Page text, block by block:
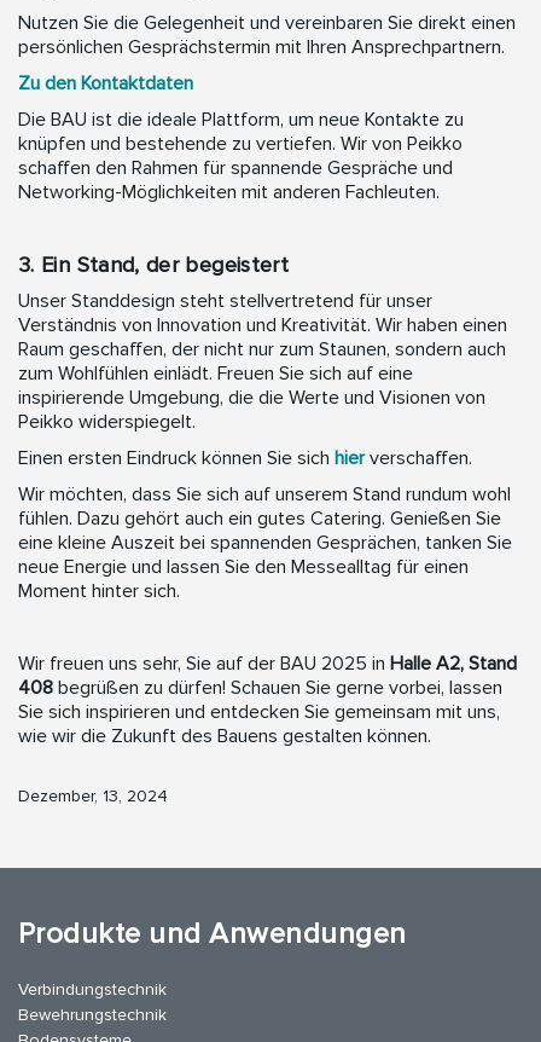
Nutzen Sie die Gelegenheit und vereinbaren Sie direkt einen
persönlichen Gesprächstermin mit Ihren Ansprechpartnern.
Zu den Kontaktdaten
Die BAU ist die ideale Plattform, um neue Kontakte zu
knüpfen und bestehende zu vertiefen. Wir von Peikko
schaffen den Rahmen für spannende Gespräche und
Networking-Möglichkeiten mit anderen Fachleuten.
3. Ein Stand, der begeistert
Unser Standdesign steht stellvertretend für unser
Verständnis von Innovation und Kreativität. Wir haben einen
Raum geschaffen, der nicht nur zum Staunen, sondern auch
zum Wohlfühlen einlädt. Freuen Sie sich auf eine
inspirierende Umgebung, die die Werte und Visionen von
Peikko widerspiegelt.
Einen ersten Eindruck können Sie sich hierverschaffen.
Wir möchten, dass Sie sich auf unserem Stand rundum wohl
fühlen. Dazu gehört auch ein gutes Catering. Genießen Sie
eine kleine Auszeit bei spannenden Gesprächen, tanken Sie
neue Energie und lassen Sie den Messealltag für einen
Moment hinter sich.
Wir freuen uns sehr, Sie auf der BAU 2025 in Halle A2, Stand
408 begrüßen zu dürfen! Schauen Sie gerne vorbei, lassen
Sie sich inspirieren und entdecken Sie gemeinsam mit uns,
wie wir die Zukunft des Bauens gestalten können.
Dezember, 13, 2024
Produkte und Anwendungen
Verbindungstechnik
Bewehrungstechnik